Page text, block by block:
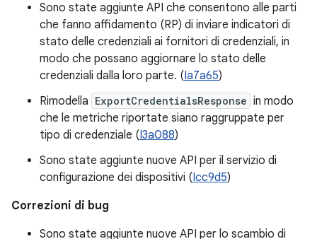
Sono state aggiunte API che consentono alle parti
che fanno affidamento (RP) di inviare indicatori di
stato delle credenziali ai fornitori di credenziali, in
modo che possano aggiornare lo stato delle
credenziali dalla loro parte. (Ia7a65)
Rimodella ExportCredentialsResponse in modo
che le metriche riportate siano raggruppate per
tipo di credenziale (I3a088)
Sono state aggiunte nuove API per il servizio di
configurazione dei dispositivi (Icc9d5)
Correzioni di bug
Sono state aggiunte nuove API per lo scambio di